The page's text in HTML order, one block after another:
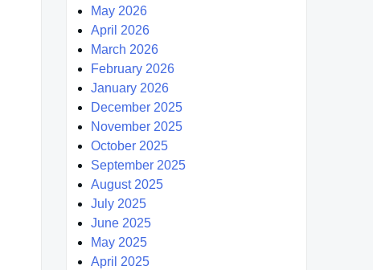
May 2026
April 2026
March 2026
February 2026
January 2026
December 2025
November 2025
October 2025
September 2025
August 2025
July 2025
June 2025
May 2025
April 2025